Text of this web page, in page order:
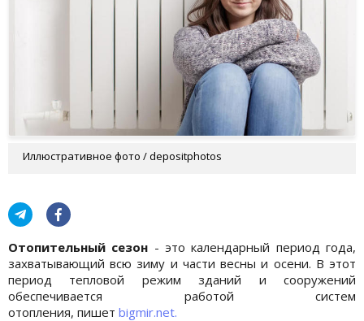
Иллюстративное фото / depositphotos
Отопительный сезон - это календарный период года,
захватывающий всю зиму и части весны и осени. В этот
период тепловой режим зданий и сооружений
обеспечивается работой систем
отопления, пишет bigmir.net.